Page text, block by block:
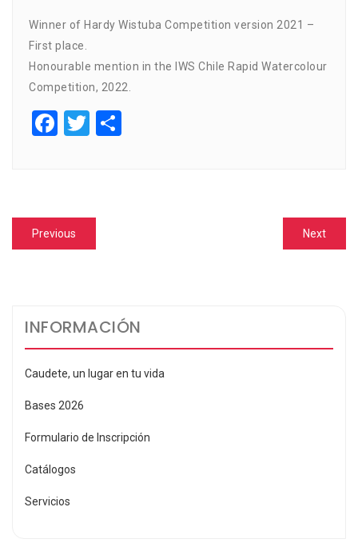
Winner of Hardy Wistuba Competition version 2021 –
First place.
Honourable mention in the IWS Chile Rapid Watercolour
Competition, 2022.
Facebook
Twitter
Navegación
de
Previous
post:
NextNext
post:
INFORMACIÓN
Caudete, un lugar en tu vida
Bases 2026
Formulario de Inscripción
Catálogos
Servicios